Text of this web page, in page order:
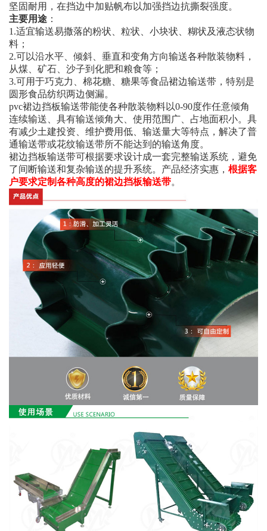
坚固耐用，在挡边中加贴帆布以加强挡边抗撕裂强度。
主要用途：
1.适宜输送易撒落的粉状、粒状、小块状、糊状及液态状物
料；
2.可以沿水平、倾斜、垂直和变角方向输送各种散装物料，
从煤、矿石、沙子到化肥和粮食等；
3.可用于巧克力、棉花糖、糖果等食品裙边输送带，特别是
圆形食品纺织两边侧漏。
pvc裙边挡板输送带能使各种散装物料以0-90度作任意倾角
连续输送、具有输送倾角大、使用范围广、占地面积小。具
有减少土建投资、维护费用低、输送量大等特点，解决了普
通输送带或花纹输送带所不能达到的输送角度。
裙边挡板输送带可根据要求设计成一套完整输送系统，避免
了间断输送和复杂输送的提升系统。产品经济实惠， 根据客
户要求定制各种高度的裙边挡板输送带。